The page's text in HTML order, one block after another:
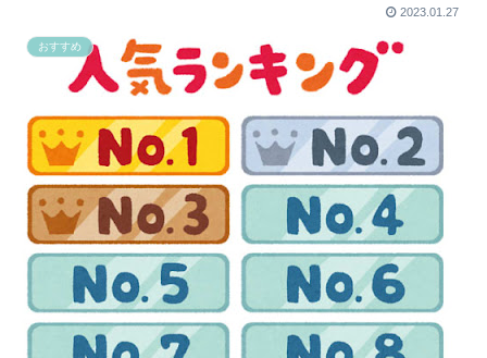
【画像】橋本環奈の上位互換のセクシー女優さん、私服でも可愛すぎるｗｗｗｗｗｗｗｗｗ
スーパーの裏でヤニ吸うふたりとかいうアニメ、面白い
人種問題をテーマとした映画について語ろう。
ある日急に似合わなくなった服
【衝撃】ワイのパッパ、会社でナンバーツーになった結果ｗｗｗｗｗｗｗｗｗｗ
芸能界を引退した爆乳女、なぜか今もSNSでお◯ぱい画像を投稿！
映画デートの予定をドタキャンされて、見てない映画のチケ代を奢らされて、これはダメだと思って別れたよ
2023.01.27
おすすめ